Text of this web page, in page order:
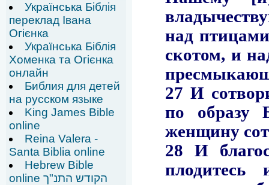
Українська Біблія
переклад Івана
Огієнка
Українська Біблія
Хоменка та Огієнка
онлайн
Библия для детей
на русском языке
King James Bible
online
Reina Valera -
Santa Biblia online
Hebrew Bible
online הקודש התנ"ך